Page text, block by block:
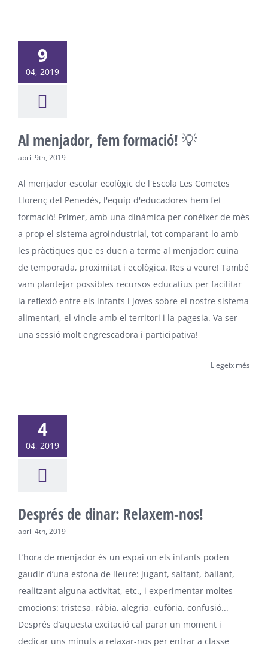
9
04, 2019
Al menjador, fem formació! 💡
abril 9th, 2019
Al menjador escolar ecològic de l'Escola Les Cometes
Llorenç del Penedès, l'equip d'educadores hem fet
formació! Primer, amb una dinàmica per conèixer de més
a prop el sistema agroindustrial, tot comparant-lo amb
les pràctiques que es duen a terme al menjador: cuina
de temporada, proximitat i ecològica. Res a veure! També
vam plantejar possibles recursos educatius per facilitar
la reflexió entre els infants i joves sobre el nostre sistema
alimentari, el vincle amb el territori i la pagesia. Va ser
una sessió molt engrescadora i participativa!
Llegeix més
4
04, 2019
Després de dinar: Relaxem-nos!
abril 4th, 2019
L’hora de menjador és un espai on els infants poden
gaudir d’una estona de lleure: jugant, saltant, ballant,
realitzant alguna activitat, etc., i experimentar moltes
emocions: tristesa, ràbia, alegria, eufòria, confusió...
Després d’aquesta excitació cal parar un moment i
dedicar uns minuts a relaxar-nos per entrar a classe